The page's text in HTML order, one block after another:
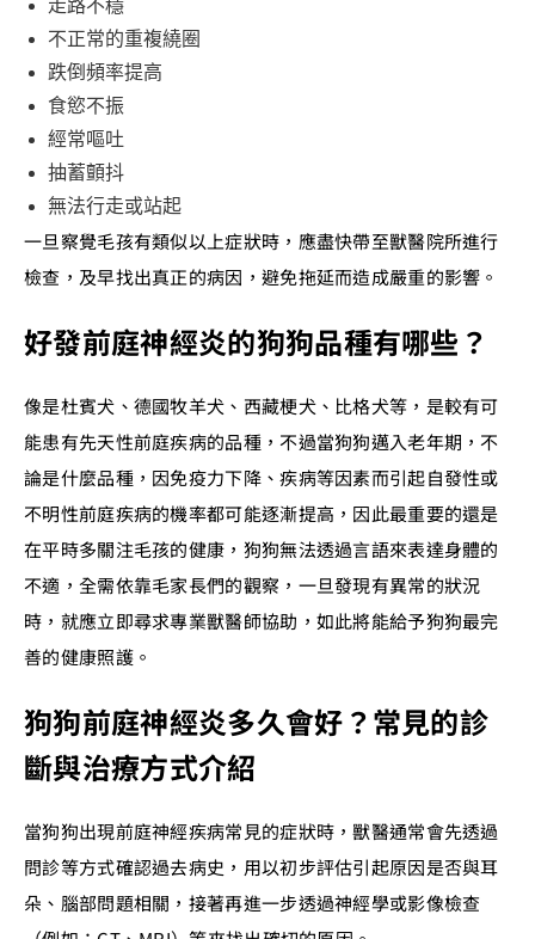
走路不穩
不正常的重複繞圈
跌倒頻率提高
食慾不振
經常嘔吐
抽蓄顫抖
無法行走或站起
一旦察覺毛孩有類似以上症狀時，應盡快帶至獸醫院所進行
檢查，及早找出真正的病因，避免拖延而造成嚴重的影響。
好發前庭神經炎的狗狗品種有哪些？
像是杜賓犬、德國牧羊犬、西藏梗犬、比格犬等，是較有可
能患有先天性前庭疾病的品種，不過當狗狗邁入老年期，不
論是什麼品種，因免疫力下降、疾病等因素而引起自發性或
不明性前庭疾病的機率都可能逐漸提高，因此最重要的還是
在平時多關注毛孩的健康，狗狗無法透過言語來表達身體的
不適，全需依靠毛家長們的觀察，一旦發現有異常的狀況
時，就應立即尋求專業獸醫師協助，如此將能給予狗狗最完
善的健康照護。
狗狗前庭神經炎多久會好？常見的診
斷與治療方式介紹
當狗狗出現前庭神經疾病常見的症狀時，獸醫通常會先透過
問診等方式確認過去病史，用以初步評估引起原因是否與耳
朵、腦部問題相關，接著再進一步透過神經學或影像檢查